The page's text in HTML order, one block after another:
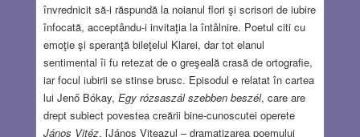
învrednicit să-i răspundă la noianul flori şi scrisori de iubire
înfocată, acceptându-i invitaţia la întâlnire. Poetul citi cu
emoţie şi speranţă bileţelul Klarei, dar tot elanul
sentimental îi fu retezat de o greşeală crasă de ortografie,
iar focul iubirii se stinse brusc. Episodul e relatat în cartea
lui Jenő Bókay, Egy rózsaszál szebben beszél, care are
drept subiect povestea creării bine-cunoscutei operete
János Vitéz. [János Viteazul – dramatizarea poemului